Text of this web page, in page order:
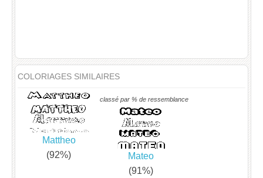
COLORIAGES SIMILAIRES
classé par % de ressemblance
Mattheo
(92%)
Mateo
(91%)